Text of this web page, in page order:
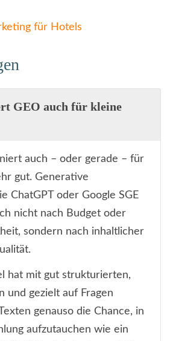
für Hotels
GEO auch für kleine
auch – oder gerade – für
gut. Generative
ChatGPT oder Google SGE
nicht nach Budget oder
sondern nach inhaltlicher
hat mit gut strukturierten,
und gezielt auf Fragen
genauso die Chance, in
aufzutauchen wie ein